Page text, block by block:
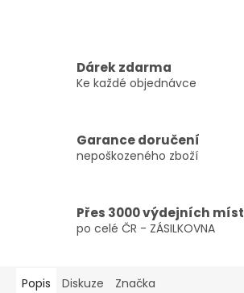
Dárek zdarma
Ke každé objednávce
Garance doručení
nepoškozeného zboží
Přes 3000 výdejních míst
po celé ČR - ZÁSILKOVNA
Popis Diskuze Značka